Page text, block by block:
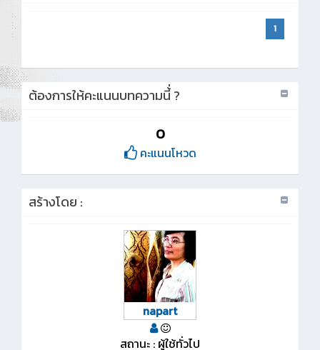
1
ต้องการให้คะแนนบทความนี้่ ?
0
คะแนนโหวด
สร้างโดย :
napart
สถานะ : ผู้ใช้ทั่วไป